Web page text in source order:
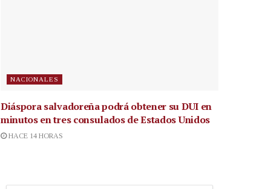
NACIONALES
Diáspora salvadoreña podrá obtener su DUI en
minutos en tres consulados de Estados Unidos
HACE 14 HORAS